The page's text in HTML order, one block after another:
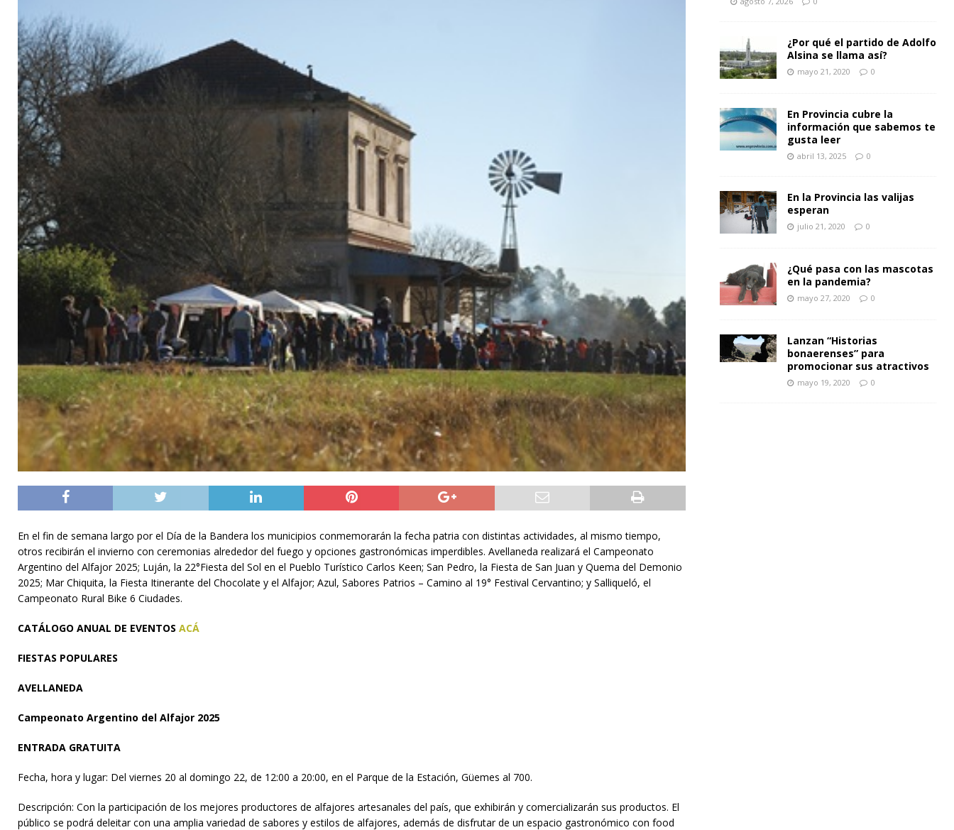
En el fin de semana largo por el Día de la Bandera los municipios conmemorarán la fecha patria con distintas actividades, al mismo tiempo,
otros recibirán el invierno con ceremonias alrededor del fuego y opciones gastronómicas imperdibles. Avellaneda realizará el Campeonato
Argentino del Alfajor 2025; Luján, la 22°Fiesta del Sol en el Pueblo Turístico Carlos Keen; San Pedro, la Fiesta de San Juan y Quema del Demonio
2025; Mar Chiquita, la Fiesta Itinerante del Chocolate y el Alfajor; Azul, Sabores Patrios – Camino al 19° Festival Cervantino; y Salliqueló, el
Campeonato Rural Bike 6 Ciudades.
CATÁLOGO ANUAL DE EVENTOS ACÁ
FIESTAS POPULARES
AVELLANEDA
Campeonato Argentino del Alfajor 2025
ENTRADA GRATUITA
Fecha, hora y lugar: Del viernes 20 al domingo 22, de 12:00 a 20:00, en el Parque de la Estación, Güemes al 700.
Descripción: Con la participación de los mejores productores de alfajores artesanales del país, que exhibirán y comercializarán sus productos. El
público se podrá deleitar con una amplia variedad de sabores y estilos de alfajores, además de disfrutar de un espacio gastronómico con food
¿Por qué el partido de Adolfo
Alsina se llama así?
mayo 21, 2020 0
En Provincia cubre la
información que sabemos te
gusta leer
abril 13, 2025 0
En la Provincia las valijas
esperan
julio 21, 2020 0
¿Qué pasa con las mascotas
en la pandemia?
mayo 27, 2020 0
Lanzan “Historias
bonaerenses” para
promocionar sus atractivos
mayo 19, 2020 0